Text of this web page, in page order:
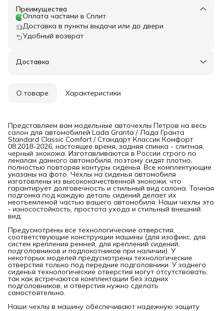
Преимущества
Оплата частями в Сплит
Доставка в пункты выдачи или до двери
Удобный возврат
Доставка
О товаре Характеристики
Представляем вам модельные авточехлы Петров на весь
салон для автомобилей Lada Granta / Лада Гранта
Standard Classic Comfort / Стандарт Классик Комфорт
08.2018-2026, настоящее время, задняя спинка - слитная,
черный экокожа. Изготавливаются в России строго по
лекалам данного автомобиля, поэтому сидят плотно,
полностью повторяя контуры сиденья. Все комплектующие
указаны на фото. Чехлы на сиденья автомобиля
изготовлены из высококачественной экокожи, что
гарантирует долговечность и стильный вид салона. Точная
подгонка под каждую деталь сидений делает их
неотъемлемой частью вашего автомобиля. Наши чехлы это
- износостойкость, простота ухода и стильный внешний
вид.
Предусмотрены все технологические отверстия,
соответствующие конструкции машины (для изофикс, для
систем крепления ремней, для креплений сидений,
подголовников и подлокотников при наличии). У
некоторых моделей предусмотрены технологические
отверстия только под передние подголовники. У заднего
сиденья технологические отверстия могут отсутствовать,
так как встречаются комплектации без задних
подголовников, и отверстия нужно сделать
самостоятельно.
Наши чехлы в машину обеспечивают надежную защиту